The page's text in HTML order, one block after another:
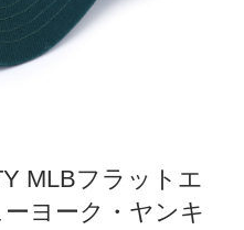
MLBフラットエ
ヨーク・ヤンキ